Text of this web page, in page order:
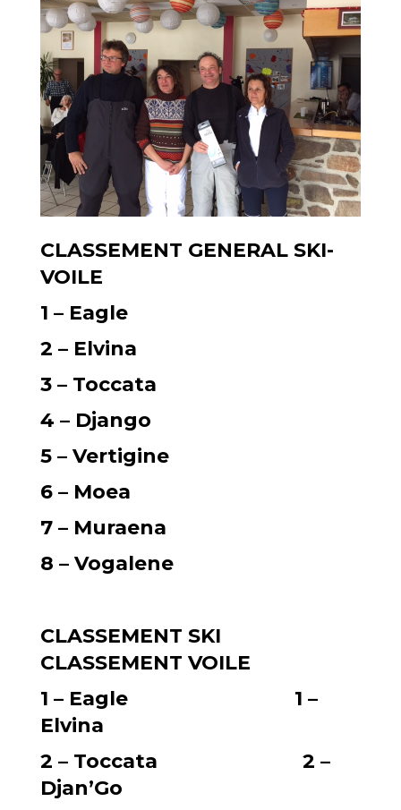
CLASSEMENT GENERAL SKI-
VOILE
1 – Eagle
2 – Elvina
3 – Toccata
4 – Django
5 – Vertigine
6 – Moea
7 – Muraena
8 – Vogalene
CLASSEMENT SKI
CLASSEMENT VOILE
1 – Eagle 1 –
Elvina
2 – Toccata 2 –
Djan’Go